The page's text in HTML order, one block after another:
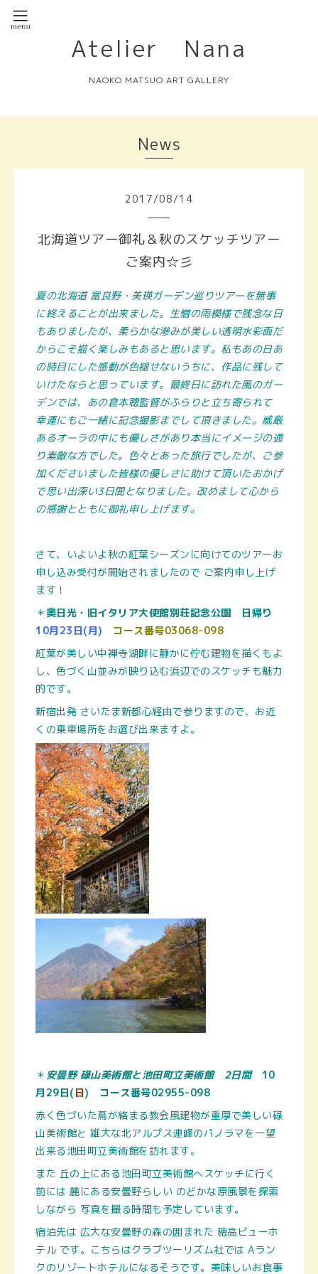
Atelier Nana
NAOKO MATSUO ART GALLERY
News
2017/08/14
北海道ツアー御礼＆秋のスケッチツアー
ご案内☆彡
夏の北海道 富良野・美瑛ガーデン巡りツアーを無事
に終えることが出来ました。生憎の雨模様で残念な日
もありましたが、柔らかな滲みが美しい透明水彩画だ
からこそ描く楽しみもあると思います。私もあの日あ
の時目にした感動が色褪せないうちに、作品に残して
いけたならと思っています。最終日に訪れた風のガー
デンでは、あの倉本聰監督がふらりと立ち寄られて
幸運にもご一緒に記念撮影までして頂きました。威厳
あるオーラの中にも優しさがあり本当にイメージの通
り素敵な方でした。色々とあった旅行でしたが、ご参
加くださいました皆様の優しさに助けて頂いたおかげ
で思い出深い3日間となりました。改めまして心から
の感謝とともに御礼申し上げます。
さて、いよいよ秋の紅葉シーズンに向けてのツアーお
申し込み受付が開始されましたので ご案内申し上げ
ます！
＊ 奥日光・旧イタリア大使館別荘記念公園 日帰り
10月23日(月)
コース番号03068-098
紅葉が美しい中禅寺湖畔に静かに佇む建物を描くもよ
し、色づく山並みが映り込む浜辺でのスケッチも魅力
的です。
新宿出発 さいたま新都心経由で参りますので、お近
くの乗車場所をお選び出来ますよ。
＊ 安曇野 碌山美術館と池田町立美術館 2日間
10
月29日(日)
コース番号02955-098
赤く色づいた蔦が絡まる教会風建物が重厚で美しい碌
山美術館と 雄大な北アルプス連峰のパノラマを一望
出来る池田町立美術館を訪れます。
また 丘の上にある池田町立美術館へスケッチに行く
前には 麓にある安曇野らしい のどかな原風景を探索
しながら 写真を撮る時間も予定しています。
宿泊先は 広大な安曇野の森の囲まれた 穂高ビューホ
テル です。こちらはクラブツーリズム社では Aラン
クのリゾートホテルになるそうです。美味しいお食事